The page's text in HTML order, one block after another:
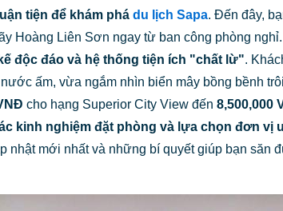
tiện để khám phá du lịch Sapa. Đến đây,
Hoàng Liên Sơn ngay từ ban công phòng nghỉ.
độc đáo và hệ thống tiện ích "chất lừ".
ấm, vừa ngắm nhìn biển mây bồng bềnh
cho hạng Superior City View đến 8,500,000
kinh nghiệm đặt phòng và lựa chọn đơn vị
nhật mới nhất và những bí quyết giúp bạn săn